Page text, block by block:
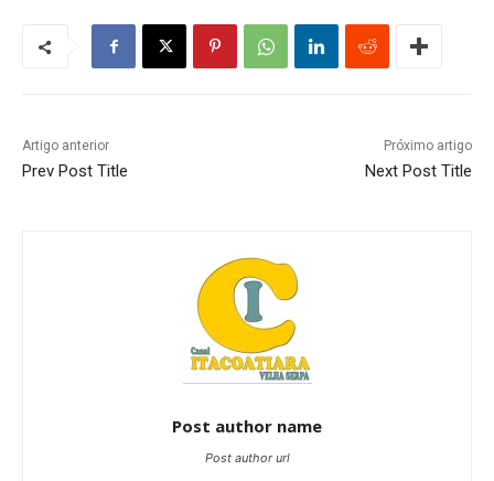
Artigo anterior
Prev Post Title
Próximo artigo
Next Post Title
Post author name
Post author url